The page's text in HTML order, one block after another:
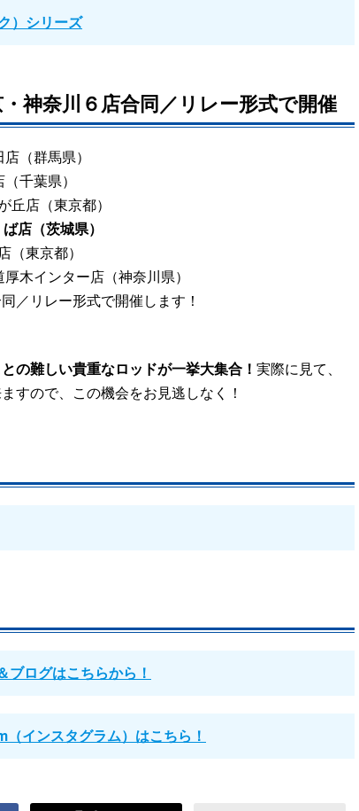
）シリーズ
神奈川６店合同／リレー形式で開催
（群馬県）
千葉県）
丘店（東京都）
店（茨城県）
（東京都）
木インター店（神奈川県）
／リレー形式で開催します！
の難しい貴重なロッドが一挙大集合！ 実際に見て、
すので、この機会をお見逃しなく！
ブログはこちらから！
インスタグラム）はこちら！